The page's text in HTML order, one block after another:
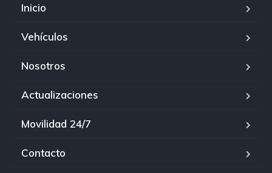
Inicio
Vehículos
Nosotros
Actualizaciones
Movilidad 24/7
Contacto